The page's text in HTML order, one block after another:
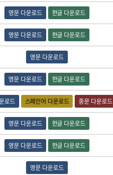
영문 다운로드 한글 다운로드
영문 다운로드 한글 다운로드
영문 다운로드
영문 다운로드 한글 다운로드
로드 스페인어 다운로드 중문 다운로드
영문 다운로드 한글 다운로드
영문 다운로드 한글 다운로드
영문 다운로드